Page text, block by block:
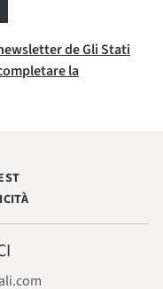
de Gli Stati
la